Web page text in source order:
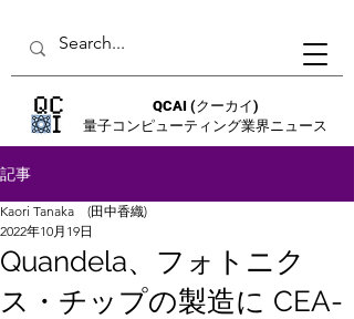
QCAI (クーカイ)
量子コンピューティング業界ニュース
記事
Quandela、フォトニク
ス・チップの製造に CEA-
Kaori Tanaka (田中香織)
2022年10月19日